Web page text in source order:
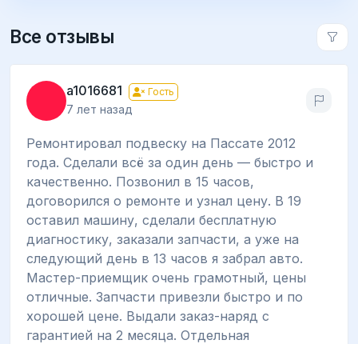
Все отзывы
a1016681 Гость
7 лет назад
Ремонтировал подвеску на Пассате 2012
года. Сделали всё за один день — быстро и
качественно. Позвонил в 15 часов,
договорился о ремонте и узнал цену. В 19
оставил машину, сделали бесплатную
диагностику, заказали запчасти, а уже на
следующий день в 13 часов я забрал авто.
Мастер-приемщик очень грамотный, цены
отличные. Запчасти привезли быстро и по
хорошей цене. Выдали заказ-наряд с
гарантией на 2 месяца. Отдельная